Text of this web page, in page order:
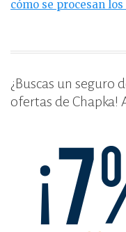
cómo se procesan
¿Buscas un seguro
ofertas de Chapka!